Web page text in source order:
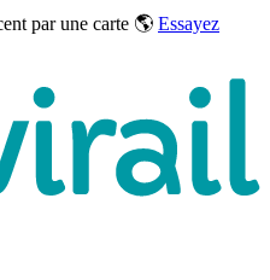
par une carte 🌎 Essayez